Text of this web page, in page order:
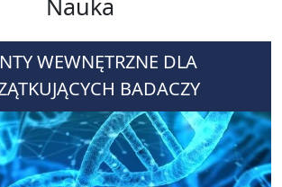
Nauka
WEWNĘTRZNE DLA
BADACZY